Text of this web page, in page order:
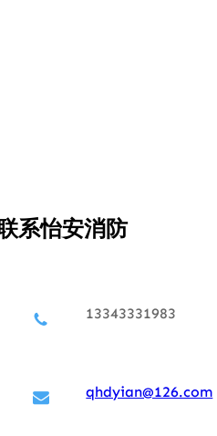
系怡安消防
13343331983
qhdyian@126.com